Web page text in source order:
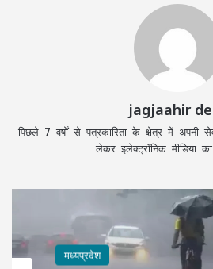
jagjaahir
पिछले 7 वर्षों से पत्रकारिता के क्षेत्र में
लेकर इलेक्ट्रॉनिक मीडिया
मध्यप्रदेश